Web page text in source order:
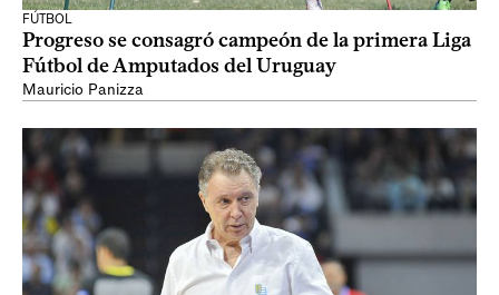
FÚTBOL
Progreso se consagró campeón de la primera Liga
Fútbol de Amputados del Uruguay
Mauricio Panizza